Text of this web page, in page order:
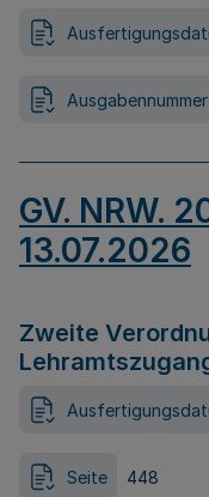
Ausgabennummer
GV. NRW.
13.07.2026
Zweite
Seite 448